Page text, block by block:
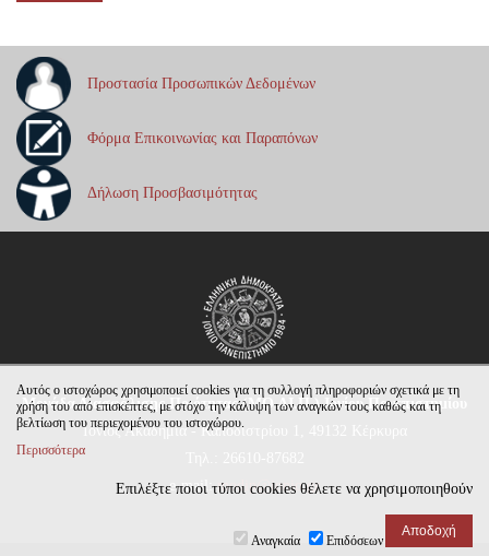
Προστασία Προσωπικών Δεδομένων
Φόρμα Επικοινωνίας και Παραπόνων
Δήλωση Προσβασιμότητας
Μονάδα Διασφάλισης Ποιότητας (ΜΟ.ΔΙ.Π.) Ιονίου Πανεπιστημίου
Ιόνιος Ακαδημία - Καποδιστρίου 1, 49132 Κέρκυρα
e-mail:modip@ionio.gr
Αυτός ο ιστοχώρος χρησιμοποιεί cookies για τη συλλογή πληροφοριών σχετικά με τη
χρήση του από επισκέπτες, με στόχο την κάλυψη των αναγκών τους καθώς και τη
βελτίωση του περιεχομένου του ιστοχώρου.
Περισσότερα
Επιλέξτε ποιοι τύποι cookies θέλετε να χρησιμοποιηθούν
Αναγκαία Επιδόσεων